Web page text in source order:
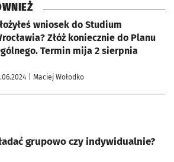
wniosek do Studium
Złóż koniecznie do Planu
Termin mija 2 sierpnia
| Maciej Wołodko
grupowo czy indywidualnie?